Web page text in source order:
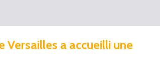
Versailles a accueilli une